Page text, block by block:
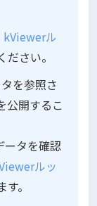
kViewerル
ださい。
を参照さ
公開するこ
ータを確認
ルッ
。